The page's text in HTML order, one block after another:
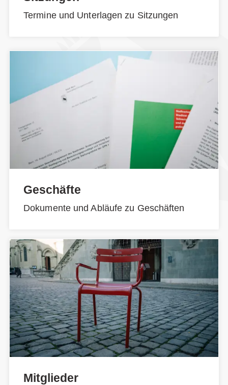
Termine und Unterlagen zu Sitzungen
Geschäfte
Dokumente und Abläufe zu Geschäften
Mitglieder